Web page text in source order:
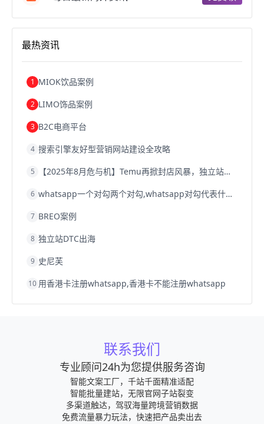
跨境电商关税
跨境电商建站
浙江跨境电商宁波跨境电商跨境电商的模式
跨境电商优势跨境电商的优势
最热资讯
1 MIOK饮品案例
2 LIMO饰品案例
3 B2C电商平台
4 搜索引擎友好型营销网站建设全攻略
5 【2025年8月危与机】Temu再掀封店风暴，独立站才是跨境卖家的避险通道
6 whatsapp一个对勾两个对勾,whatsapp对勾代表什么意思
7 BREO案例
8 独立站DTC出海
9 史尼芙
10 用香港卡注册whatsapp,香港卡不能注册whatsapp
联系我们
专业顾问24h为您提供服务咨询
智能文案工厂，千站千面精准适配
智能批量建站，无限官网子站裂变
多渠道触达，驾驭海量跨境营销数据
免费流量暴力玩法，快速把产品卖出去